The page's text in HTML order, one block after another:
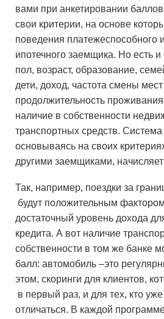
вами при анкетировании
свои критерии, на основе
поведения платежеспособного
ипотечного заемщика. Но есть
пол, возраст, образование,
дети, доход, частота смены
продолжительность
наличие в собственности
транспортных средств. Система
основываясь на своих
другими заемщиками,
Так, например, поездки за
будут положительным
достаточный уровень дохода
кредита. А вот наличие
собственности в том же банке
балл: автомобиль –это
этом, скоринги для клиентов,
в первый раз, и для тех, кто
отличаться. В каждой